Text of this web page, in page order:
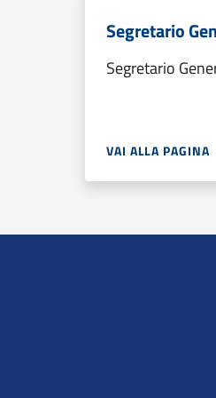
Segretario
Segretario
VAI ALLA PAGINA